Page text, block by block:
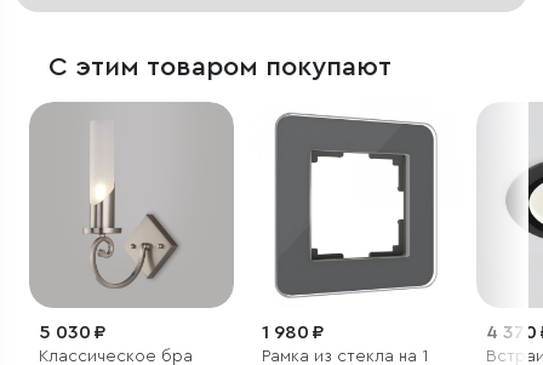
С этим товаром покупают
5 030 ₽
Классическое бра
1 980 ₽
Рамка из стекла на 1
4 370